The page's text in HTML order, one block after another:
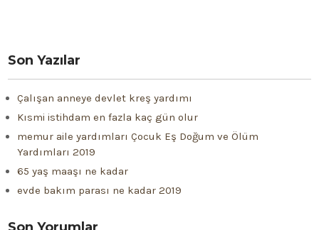
Son Yazılar
Çalışan anneye devlet kreş yardımı
Kısmi istihdam en fazla kaç gün olur
memur aile yardımları Çocuk Eş Doğum ve Ölüm
Yardımları 2019
65 yaş maaşı ne kadar
evde bakım parası ne kadar 2019